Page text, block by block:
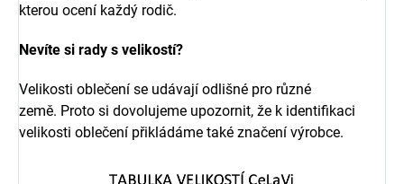
kterou ocení každý rodič.
Nevíte si rady s velikostí?
Velikosti oblečení se udávají odlišné pro různé
země. Proto si dovolujeme upozornit, že k identifikaci
velikosti oblečení přikládáme také značení výrobce.